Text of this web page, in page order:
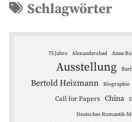
Schlagwörter
75 Jahre Alexandersbad Anne
Ausstellung
Bertold Heizmann Biographie
Call for Papers China
Deutsches Romantik-